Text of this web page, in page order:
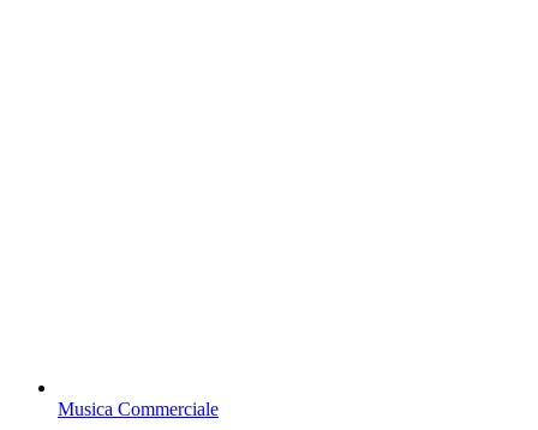
Musica Commerciale